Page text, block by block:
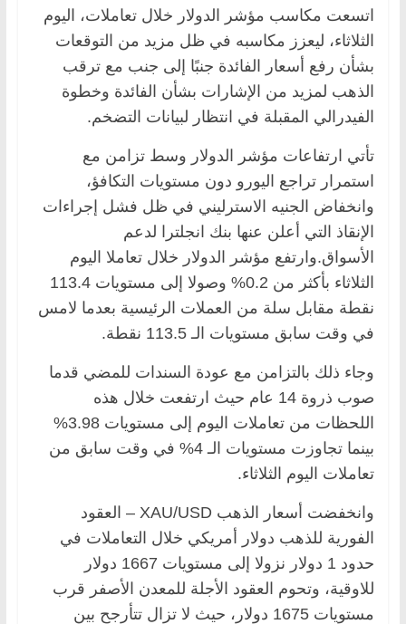
اتسعت مكاسب مؤشر الدولار خلال تعاملات، اليوم
الثلاثاء، ليعزز مكاسبه في ظل مزيد من التوقعات
بشأن رفع أسعار الفائدة جنبًا إلى جنب مع ترقب
الذهب لمزيد من الإشارات بشأن الفائدة وخطوة
الفيدرالي المقبلة في انتظار لبيانات التضخم.
تأتي ارتفاعات مؤشر الدولار وسط تزامن مع
استمرار تراجع اليورو دون مستويات التكافؤ،
وانخفاض الجنيه الاسترليني في ظل فشل إجراءات
الإنقاذ التي أعلن عنها بنك انجلترا لدعم
الأسواق.وارتفع مؤشر الدولار خلال تعاملا اليوم
الثلاثاء بأكثر من 0.2% وصولا إلى مستويات 113.4
نقطة مقابل سلة من العملات الرئيسية بعدما لامس
في وقت سابق مستويات الـ 113.5 نقطة.
وجاء ذلك بالتزامن مع عودة السندات للمضي قدما
صوب ذروة 14 عام حيث ارتفعت خلال هذه
اللحظات من تعاملات اليوم إلى مستويات 3.98%
بينما تجاوزت مستويات الـ 4% في وقت سابق من
تعاملات اليوم الثلاثاء.
وانخفضت أسعار الذهب XAU/USD – العقود
الفورية للذهب دولار أمريكي خلال التعاملات في
حدود 1 دولار نزولا إلى مستويات 1667 دولار
للاوقية، وتحوم العقود الأجلة للمعدن الأصفر قرب
مستويات 1675 دولار، حيث لا تزال تتأرجح بين